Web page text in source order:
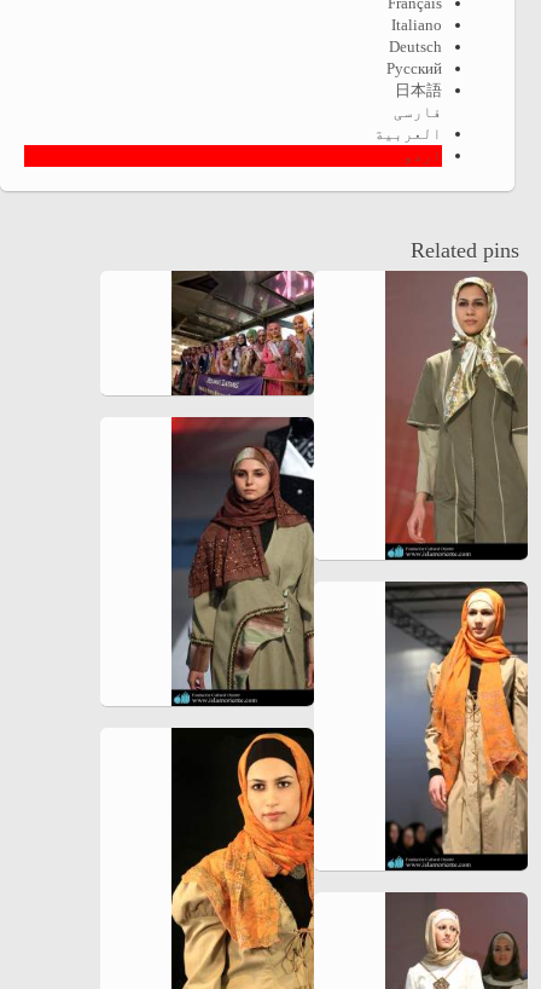
Italiano
Deutsch
Русский
日本語
فارسی
العربية
اردو
Related pins